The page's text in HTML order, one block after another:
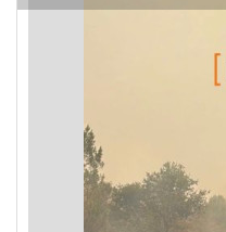
les incendies en Gironde